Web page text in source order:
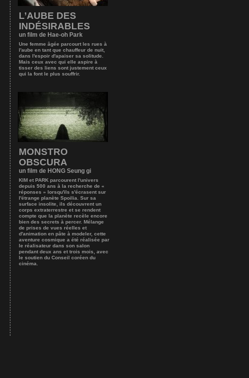
L’AUBE DES
INDÉSIRABLES
un film de Hae-oh Park
Une femme âgée parcourt les rues à
l'aube en tant que chauffeur de nuit,
dans l'espoir d'apaiser sa solitude.
Mais ceux avec qui elle aspire à
tisser des liens sont justement ceux
qui la font le plus souffrir.
MONSTRO
OBSCURA
un film de HONG Seung gi
KIM et PARK parcourent l'univers
depuis 500 ans à la recherche de «
réponses » lorsqu'ils s'écrasent sur
l'étrange planète Spoilia. Sur sa
surface insolite, ils découvrent un
corps extraterrestre et se rendent
compte que la planète recèle encore
bien des secrets à percer. Mélange
de prises de vues réelles et
d'animation en pâte à modeler, cette
aventure cosmique a été réalisée par
le réalisateur dans son salon
pendant deux ans et trois mois, avec
le soutien du Conseil coréen du
cinéma.